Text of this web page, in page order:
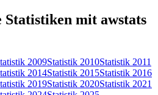
Statistiken mit awstats
2009Statistik 2010Statistik 2011
2014Statistik 2015Statistik 2016
2019Statistik 2020Statistik 2021